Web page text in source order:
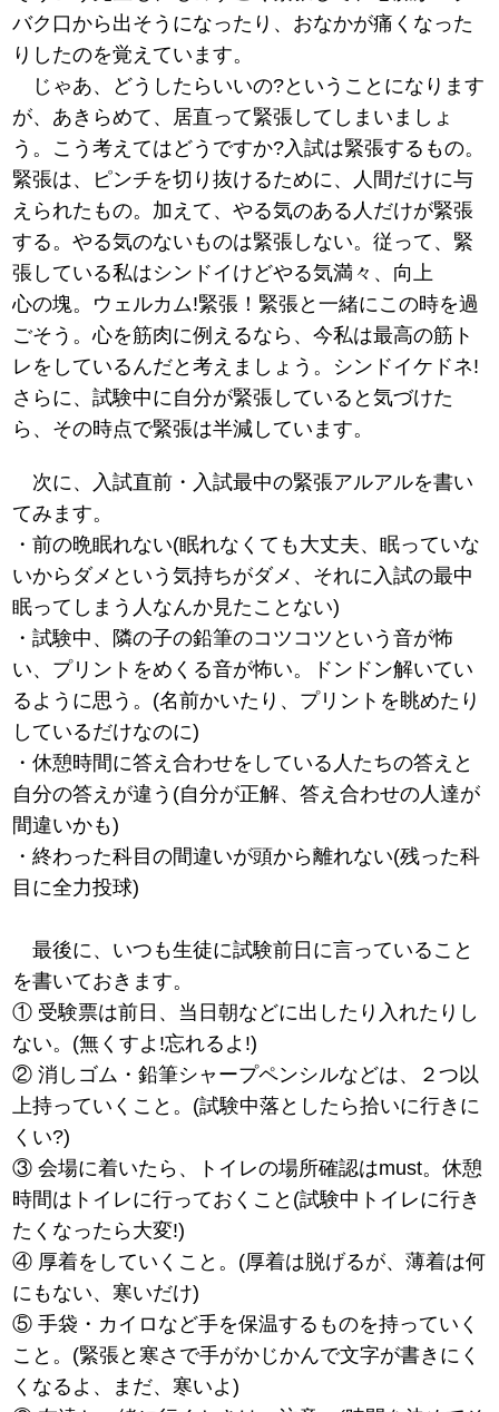
バク口から出そうになったり、おなかが痛くなった
りしたのを覚えています。
じゃあ、どうしたらいいの?ということになります
が、あきらめて、居直って緊張してしまいましょ
う。こう考えてはどうですか?入試は緊張するもの。
緊張は、ピンチを切り抜けるために、人間だけに与
えられたもの。加えて、やる気のある人だけが緊張
する。やる気のないものは緊張しない。従って、緊
張している私はシンドイけどやる気満々、向上
心の塊。ウェルカム!緊張！緊張と一緒にこの時を過
ごそう。心を筋肉に例えるなら、今私は最高の筋ト
レをしているんだと考えましょう。シンドイケドネ!
さらに、試験中に自分が緊張していると気づけた
ら、その時点で緊張は半減しています。
次に、入試直前・入試最中の緊張アルアルを書い
てみます。
・前の晩眠れない(眠れなくても大丈夫、眠っていな
いからダメという気持ちがダメ、それに入試の最中
眠ってしまう人なんか見たことない)
・試験中、隣の子の鉛筆のコツコツという音が怖
い、プリントをめくる音が怖い。ドンドン解いてい
るように思う。(名前かいたり、プリントを眺めたり
しているだけなのに)
・休憩時間に答え合わせをしている人たちの答えと
自分の答えが違う(自分が正解、答え合わせの人達が
間違いかも)
・終わった科目の間違いが頭から離れない(残った科
目に全力投球)
最後に、いつも生徒に試験前日に言っていること
を書いておきます。
① 受験票は前日、当日朝などに出したり入れたりし
ない。(無くすよ!忘れるよ!)
② 消しゴム・鉛筆シャープペンシルなどは、２つ以
上持っていくこと。(試験中落としたら拾いに行きに
くい?)
③ 会場に着いたら、トイレの場所確認はmust。休憩
時間はトイレに行っておくこと(試験中トイレに行き
たくなったら大変!)
④ 厚着をしていくこと。(厚着は脱げるが、薄着は何
にもない、寒いだけ)
⑤ 手袋・カイロなど手を保温するものを持っていく
こと。(緊張と寒さで手がかじかんで文字が書きにく
くなるよ、まだ、寒いよ)